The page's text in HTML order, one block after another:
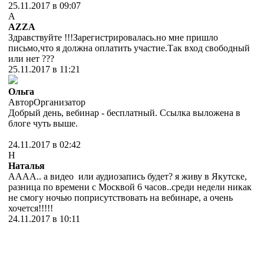
25.11.2017 в 09:07
A
AZZA
Здравствуйте !!!Зарегистрировалась.но мне пришло
письмо,что я должна оплатить участие.Так вход свободный
или нет ???
25.11.2017 в 11:21
Ольга
АвторОрганизатор
Добрый день, вебинар - бесплатный. Ссылка выложена в
блоге чуть выше.
24.11.2017 в 02:42
Н
Наталья
АААА.. а видео или аудиозапись будет? я живу в Якутске,
разница по времени с Москвой 6 часов..среди недели никак
не смогу ночью поприсутствовать на вебинаре, а очень
хочется!!!!!
24.11.2017 в 10:11